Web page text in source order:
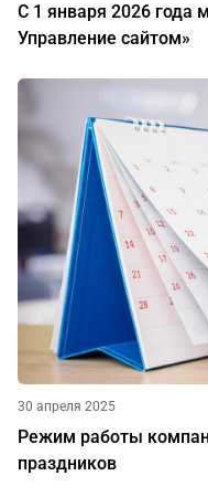
С 1 января 2026 года
Управление сайтом»
30 апреля 2025
Режим работы
праздников